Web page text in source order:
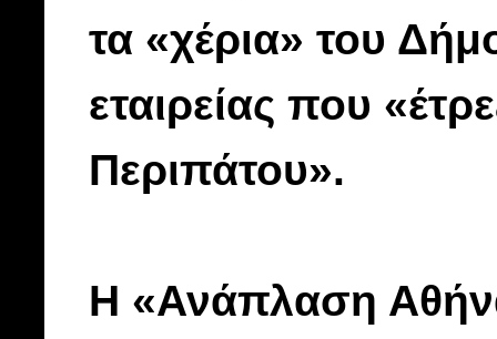
τα «χέρια» του
εταιρείας που
Περιπάτου».
Η «Ανάπλαση